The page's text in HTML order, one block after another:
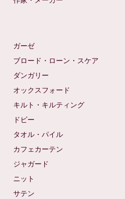
ガーゼ
ブロード・ローン・スケア
ダンガリー
オックスフォード
キルト・キルティング
ドビー
タオル・パイル
カフェカーテン
ジャガード
ニット
サテン